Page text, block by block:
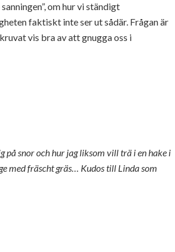
om hur vi ständigt
faktiskt inte ser ut sådär. Frågan är
vis bra av att gnugga oss i
snor och hur jag liksom vill trä i en hake i
med fräscht gräs… Kudos till Linda som